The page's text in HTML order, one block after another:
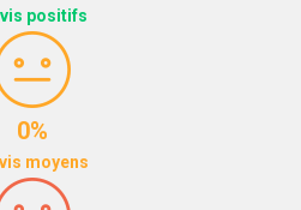
positifs
0%
moyens